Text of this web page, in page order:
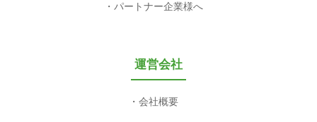
パートナー企業様へ
運営会社
会社概要